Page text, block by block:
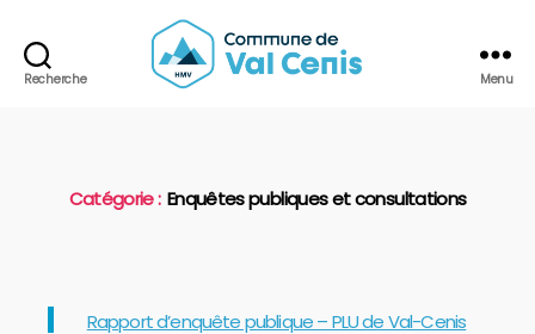
Recherche Menu
Catégorie : Enquêtes publiques et consultations
Catégories
Rapport d’enquête publique – PLU de Val-Cenis